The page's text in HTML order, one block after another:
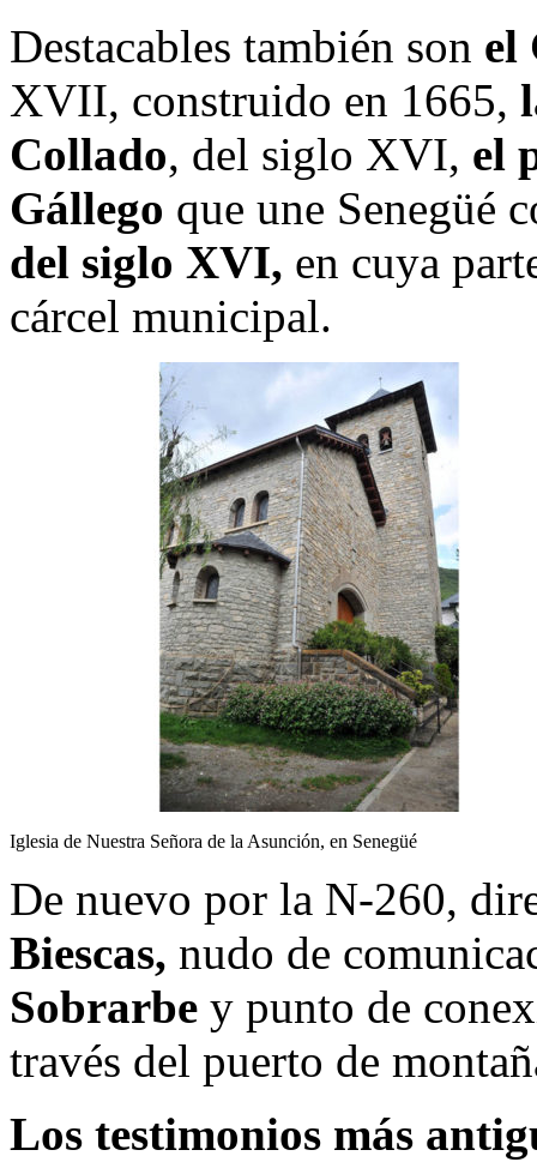
Destacables también son el
XVII, construido en 1665,
Collado, del siglo XVI, el
Gállego que une Senegüé
del siglo XVI, en cuya
cárcel municipal.
Iglesia de Nuestra Señora de la Asunción, en Senegüé
De nuevo por la N-260,
Biescas, nudo de
Sobrarbe y punto de
través del puerto de
Los testimonios más